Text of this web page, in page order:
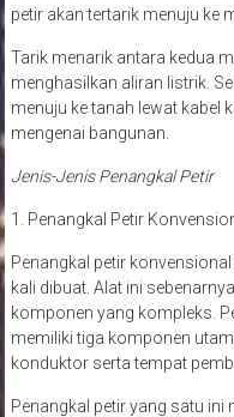
petir akan tertarik menuju ke
Tarik menarik antara kedua
menghasilkan aliran listrik.
menuju ke tanah lewat kabel
mengenai bangunan.
Jenis-Jenis Penangkal Petir
1. Penangkal Petir
Penangkal petir
kali dibuat. Alat ini
komponen yang kompleks.
memiliki tiga komponen
konduktor serta tempat
Penangkal petir yang satu